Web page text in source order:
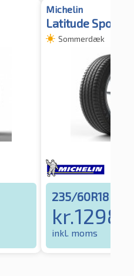
Michelin
Latitude Sport 3
Sommerdæk
235/60R18
kr.
inkl. moms